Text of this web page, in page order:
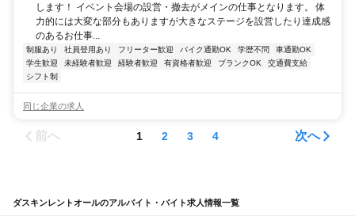
します！ イベント会場の設営・撤去がメインの仕事となります。 体
力的には大変な部分もありますが大きなステージを設営したり達成感
のあるお仕事...
制服あり 社員登用あり フリーター歓迎 バイク通勤OK 学歴不問
車通勤OK
学生歓迎
未経験者歓迎 経験者歓迎 有資格者歓迎 ブランクOK
交通費支給
シフト制
同じ企業の求人
前へ 1 2 3 4 次へ
ダスキンレントオールのアルバイト・バイト求人情報一覧